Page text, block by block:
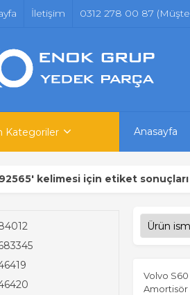
İletişim 0312 278 00 87
Kategoriler Anasayfa
kelimesi için etiket sonuçları
Volvo
Amortisör